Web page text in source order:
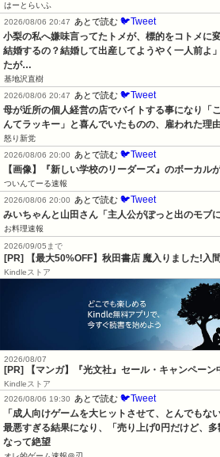
はーとらいふ
2026/08/06 20:47
あとで読む 🐦Tweet
小梨の私へ嫌味言ってたトメが、標的をコトメに
結婚するの？結婚して出産してようやく一人前よ
たが…
基地沢直樹
2026/08/06 20:47
あとで読む 🐦Tweet
母が近所の個人経営の店でバイトする事になり「
んてラッキー」と喜んでいたものの、雇われた理
怒り新党
2026/08/06 20:00
あとで読む 🐦Tweet
【画像】『新しい学校のリーダーズ』のボーカル
ついんてーる速報
2026/08/06 20:00
あとで読む 🐦Tweet
みいちゃんと山田さん「主人公がぽっと出のモブ
お料理速報
2026/09/05まで
[PR] 【最大50%OFF】秋田書店 魔入りました!入
Kindleストア
2026/08/07
[PR] 【マンガ】『光文社』セール・キャンペーン
Kindleストア
2026/08/06 19:30
あとで読む 🐦Tweet
「成人向けゲームを大ヒットさせて、とんでも
最悪すぎる結果になり、「売り上げ0円だけど、
なって絶望